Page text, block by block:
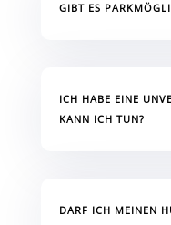
GIBT ES
ICH HABE EINE
KANN ICH TUN?
DARF ICH MEINEN